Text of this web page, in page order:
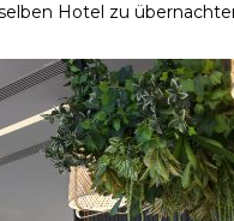
Hotel zu